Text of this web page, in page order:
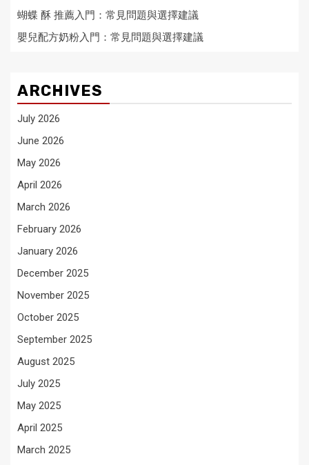
蝴蝶 酥 推薦入門：常見問題與選擇建議
嬰兒配方奶粉入門：常見問題與選擇建議
ARCHIVES
July 2026
June 2026
May 2026
April 2026
March 2026
February 2026
January 2026
December 2025
November 2025
October 2025
September 2025
August 2025
July 2025
May 2025
April 2025
March 2025